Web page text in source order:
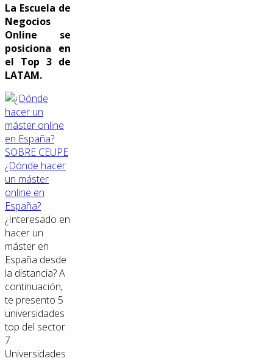
La Escuela de
Negocios
Online se
posiciona en
el Top 3 de
LATAM.
SOBRE CEUPE
¿Dónde hacer
un máster
online en
España?
¿Interesado en
hacer un
máster en
España desde
la distancia? A
continuación,
te presento 5
universidades
top del sector.
7
Universidades